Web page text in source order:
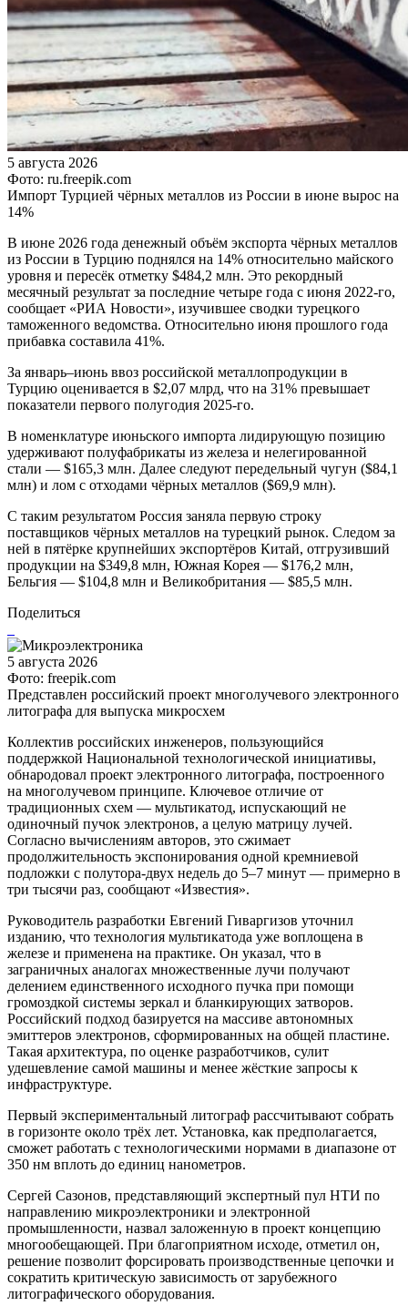
5 августа 2026
Фото: ru.freepik.com
Импорт Турцией чёрных металлов из России в июне вырос на
14%
В июне 2026 года денежный объём экспорта чёрных металлов
из России в Турцию поднялся на 14% относительно майского
уровня и пересёк отметку $484,2 млн. Это рекордный
месячный результат за последние четыре года с июня 2022-го,
сообщает «РИА Новости», изучившее сводки турецкого
таможенного ведомства. Относительно июня прошлого года
прибавка составила 41%.
За январь–июнь ввоз российской металлопродукции в
Турцию оценивается в $2,07 млрд, что на 31% превышает
показатели первого полугодия 2025-го.
В номенклатуре июньского импорта лидирующую позицию
удерживают полуфабрикаты из железа и нелегированной
стали — $165,3 млн. Далее следуют передельный чугун ($84,1
млн) и лом с отходами чёрных металлов ($69,9 млн).
С таким результатом Россия заняла первую строку
поставщиков чёрных металлов на турецкий рынок. Следом за
ней в пятёрке крупнейших экспортёров Китай, отгрузивший
продукции на $349,8 млн, Южная Корея — $176,2 млн,
Бельгия — $104,8 млн и Великобритания — $85,5 млн.
Поделиться
5 августа 2026
Фото: freepik.com
Представлен российский проект многолучевого электронного
литографа для выпуска микросхем
Коллектив российских инженеров, пользующийся
поддержкой Национальной технологической инициативы,
обнародовал проект электронного литографа, построенного
на многолучевом принципе. Ключевое отличие от
традиционных схем — мультикатод, испускающий не
одиночный пучок электронов, а целую матрицу лучей.
Согласно вычислениям авторов, это сжимает
продолжительность экспонирования одной кремниевой
подложки с полутора-двух недель до 5–7 минут — примерно в
три тысячи раз, сообщают «Известия».
Руководитель разработки Евгений Гиваргизов уточнил
изданию, что технология мультикатода уже воплощена в
железе и применена на практике. Он указал, что в
заграничных аналогах множественные лучи получают
делением единственного исходного пучка при помощи
громоздкой системы зеркал и бланкирующих затворов.
Российский подход базируется на массиве автономных
эмиттеров электронов, сформированных на общей пластине.
Такая архитектура, по оценке разработчиков, сулит
удешевление самой машины и менее жёсткие запросы к
инфраструктуре.
Первый экспериментальный литограф рассчитывают собрать
в горизонте около трёх лет. Установка, как предполагается,
сможет работать с технологическими нормами в диапазоне от
350 нм вплоть до единиц нанометров.
Сергей Сазонов, представляющий экспертный пул НТИ по
направлению микроэлектроники и электронной
промышленности, назвал заложенную в проект концепцию
многообещающей. При благоприятном исходе, отметил он,
решение позволит форсировать производственные цепочки и
сократить критическую зависимость от зарубежного
литографического оборудования.